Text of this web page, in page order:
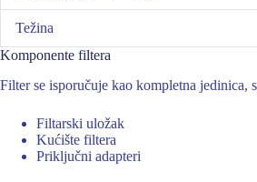
Težina
Komponente filtera
Filter se isporučuje kao kompletna jedinica,
Filtarski uložak
Kućište filtera
Priključni adapteri